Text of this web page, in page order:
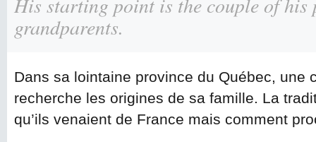
grandparents.
Dans sa lointaine province du Québec, une
recherche les origines de sa famille. La
qu’ils venaient de France mais comment